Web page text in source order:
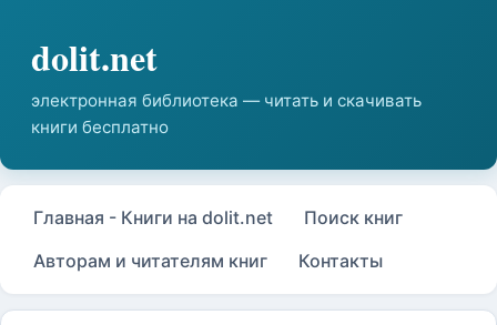
Главная - Книги на dolit.net
Поиск книг
Авторам и читателям книг
Контакты